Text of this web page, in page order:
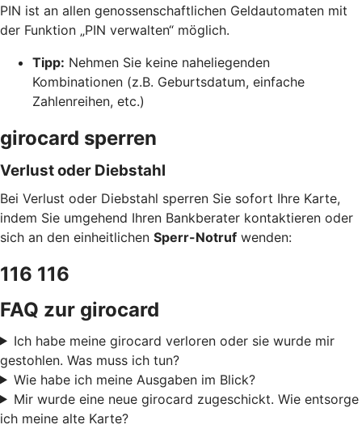
PIN ist an allen genossenschaftlichen Geldautomaten mit
der Funktion „PIN verwalten“ möglich.
Tipp: Nehmen Sie keine naheliegenden
Kombinationen (z.B. Geburtsdatum, einfache
Zahlenreihen, etc.)
girocard sperren
Verlust oder Diebstahl
Bei Verlust oder Diebstahl sperren Sie sofort Ihre Karte,
indem Sie umgehend Ihren Bankberater kontaktieren oder
sich an den einheitlichen Sperr-Notruf wenden:
116 116
FAQ zur girocard
Ich habe meine girocard verloren oder sie wurde mir
gestohlen. Was muss ich tun?
Wie habe ich meine Ausgaben im Blick?
Mir wurde eine neue girocard zugeschickt. Wie entsorge
ich meine alte Karte?